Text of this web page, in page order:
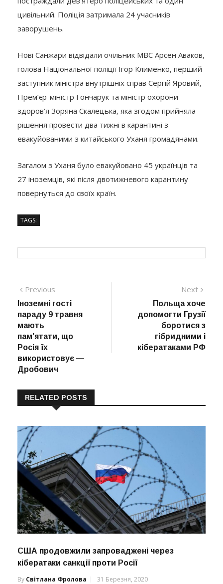
цивільний. Поліція затримала 24 учасників
заворушень.
Нові Санжари відвідали очільник МВС Арсен Аваков,
голова Національної поліції Ігор Клименко, перший
заступник міністра внутрішніх справ Сергій Яровий,
Прем’єр-міністр Гончарук та міністр охорони
здоров’я Зоряна Скалецька, яка згодом прийняла
рішення провести два тижні в карантині з
евакуйованими з китайського Уханя громадянами.
Загалом з Уханя було евакуйовано 45 українців та
27 іноземців, які після двотижневого карантину
повернуться до своїх країн.
TAGS:
Навігація
записів
Previous
post:
Іноземні гості
параду 9 травня
мають
пам’ятати, що
Росія їх
використовує —
Дробович
Next
Польща хоче
допомогти Грузії
боротися з
гібридними і
кібератаками РФ
RELATED POSTS
США продовжили запроваджені через
кібератаки санкції проти Росії
By Світлана Фролова 31 Березня, 2020